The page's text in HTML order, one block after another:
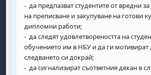
- да предпазват студентите от вредни
на преписване и закупуване на готови
дипломни работи;
- да следят удовлетвореността на
обучението им в НБУ и да ги
следването си докрай;
- да сигнализират съответния декан в